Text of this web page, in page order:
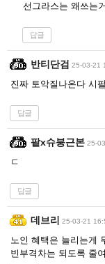
선그라스는 왜쓰는
답글
반티단검 25-03-21
진짜 토악질나온다 시
답글
팥x슈붕근본 25-
ㄷ
답글
데브리 25-03-21
노인 혜택은 늘리는게
빈부격차는 되도록 줄